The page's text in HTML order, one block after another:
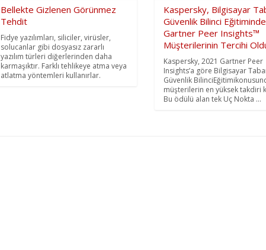
Bellekte Gizlenen Görünmez
Tehdit
Fidye yazılımları, siliciler, virüsler,
solucanlar gibi dosyasız zararlı
yazılım türleri diğerlerinden daha
karmaşıktır. Farklı tehlikeye atma veya
atlatma yöntemleri kullanırlar.
Kaspersky, Bilgisayar
Güvenlik Bilinci Eğitiminde
Gartner Peer Insights™
Müşterilerinin Tercihi
Kaspersky, 2021 Gartner Peer
Insights’a göre Bilgisayar
Güvenlik
müşterilerin en yüksek takdiri
Bu ödülü alan tek Uç Nokta ...